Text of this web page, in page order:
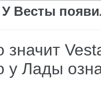
У Весты
значит
у Лады